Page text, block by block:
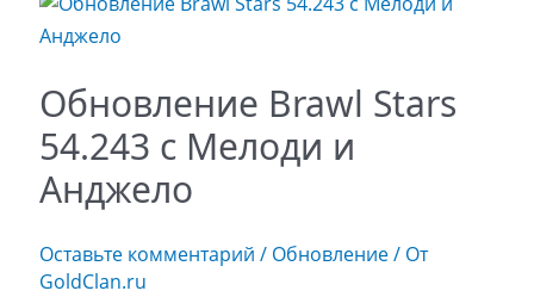
Обновление Brawl Stars
54.243 c Мелоди и
Анджело
Оставьте комментарий / Обновление/ От
GoldClan.ru